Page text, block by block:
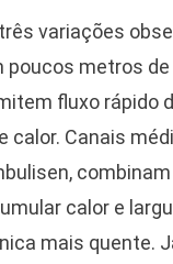
variações
poucos metros de
fluxo rápido
calor. Canais
calor e
mais quente.